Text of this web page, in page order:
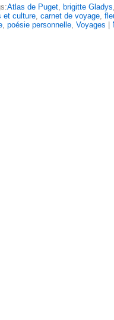
Atlas de Puget brigitte Gladys
et culture carnet de voyage
, poésie personnelle, Voyages |